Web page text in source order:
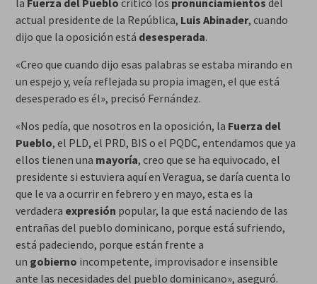
la Fuerza del Pueblo criticó los pronunciamientos del
actual presidente de la República, Luis Abinader, cuando
dijo que la oposición está desesperada.
«Creo que cuando dijo esas palabras se estaba mirando en
un espejo y, veía reflejada su propia imagen, el que está
desesperado es él», precisó Fernández.
«Nos pedía, que nosotros en la oposición, la Fuerza del
Pueblo, el PLD, el PRD, BIS o el PQDC, entendamos que ya
ellos tienen una mayoría, creo que se ha equivocado, el
presidente si estuviera aquí en Veragua, se daría cuenta lo
que le va a ocurrir en febrero y en mayo, esta es la
verdadera expresión popular, la que está naciendo de las
entrañas del pueblo dominicano, porque está sufriendo,
está padeciendo, porque están frente a
un gobierno incompetente, improvisador e insensible
ante las necesidades del pueblo dominicano», aseguró.